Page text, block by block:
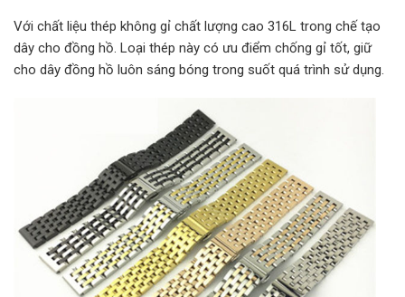
Với chất liệu thép không gỉ chất lượng cao 316L trong chế tạo
dây cho đồng hồ. Loại thép này có ưu điểm chống gỉ tốt, giữ
cho dây đồng hồ luôn sáng bóng trong suốt quá trình sử dụng.